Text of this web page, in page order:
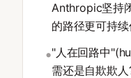
Anthropic坚持
的路径更可持续
•"人在回路中
需还是自欺欺